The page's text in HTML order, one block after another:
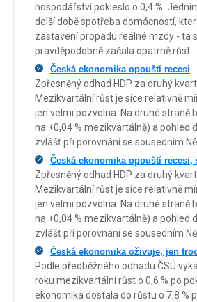
hospodářství pokleslo o 0,4 %.
delší době spotřeba domácností,
zastavení propadu reálné mzdy - ta
pravděpodobně začala opatrně růst.
Česká ekonomika opouští recesi
Zpřesněný odhad HDP za druhý
Mezikvartální růst je sice relativně
jen velmi pozvolna. Na druhé straně
na +0,04 % mezikvartálně) a pohled
zvlášť při porovnání se sousedním
Česká ekonomika opouští recesi,
Zpřesněný odhad HDP za druhý
Mezikvartální růst je sice relativně
jen velmi pozvolna. Na druhé straně
na +0,04 % mezikvartálně) a pohled
zvlášť při porovnání se sousedním
Česká ekonomika oživuje, jen
Podle předběžného odhadu ČSÚ
roku mezikvartální růst o 0,6 % po
ekonomika dostala do růstu o 7,8 %